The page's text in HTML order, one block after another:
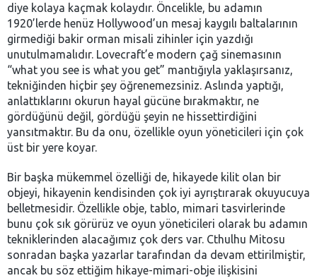
diye kolaya kaçmak kolaydır. Öncelikle, bu adamın
1920’lerde henüz Hollywood’un mesaj kaygılı baltalarının
girmediği bakir orman misali zihinler için yazdığı
unutulmamalıdır. Lovecraft’e modern çağ sinemasının
“what you see is what you get” mantığıyla yaklaşırsanız,
tekniğinden hiçbir şey öğrenemezsiniz. Aslında yaptığı,
anlattıklarını okurun hayal gücüne bırakmaktır, ne
gördüğünü değil, gördüğü şeyin ne hissettirdiğini
yansıtmaktır. Bu da onu, özellikle oyun yöneticileri için çok
üst bir yere koyar.
Bir başka mükemmel özelliği de, hikayede kilit olan bir
objeyi, hikayenin kendisinden çok iyi ayrıştırarak okuyucuya
belletmesidir. Özellikle obje, tablo, mimari tasvirlerinde
bunu çok sık görürüz ve oyun yöneticileri olarak bu adamın
tekniklerinden alacağımız çok ders var. Cthulhu Mitosu
sonradan başka yazarlar tarafından da devam ettirilmiştir,
ancak bu söz ettiğim hikaye-mimari-obje ilişkisini